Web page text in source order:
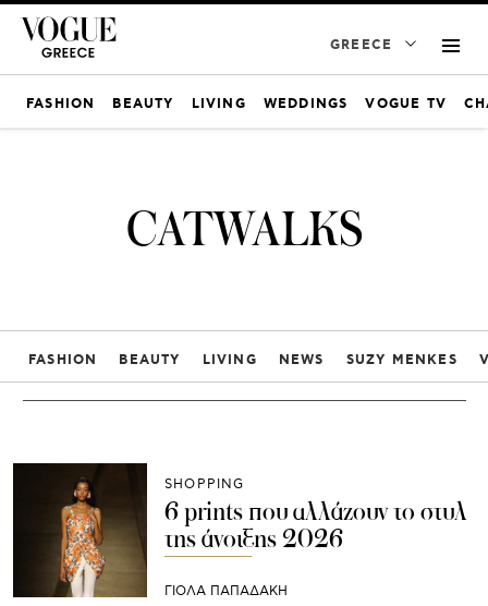
GREECE
FASHION BEAUTY LIVING WEDDINGS VOGUE TV
CATWALKS
FASHION BEAUTY LIVING NEWS SUZY MENKES
SHOPPING
6 prints που αλλάζουν το στυλ
της άνοιξης 2026
ΓΙΌΛΑ ΠΑΠΑΔΆΚΗ